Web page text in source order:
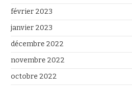
février 2023
janvier 2023
décembre 2022
novembre 2022
octobre 2022